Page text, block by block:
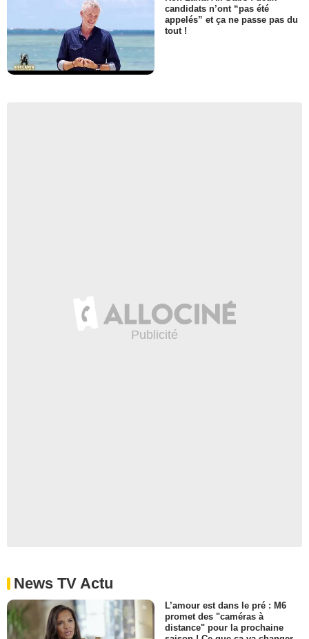
candidats n’ont “pas été
appelés” et ça ne passe pas du
tout !
News TV Actu
L’amour est dans le pré : M6
promet des "caméras à
distance" pour la prochaine